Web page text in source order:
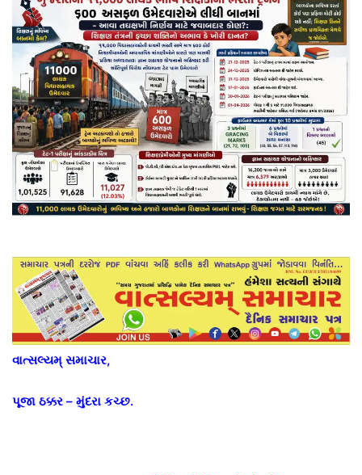
વાત્સલ્યમ્ સમાચાર,
પૂજા ઠક્કર – મુંદરા કચ્છ.